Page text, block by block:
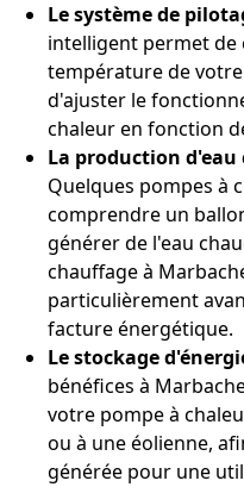
Le système de
intelligent permet de
température de
d'ajuster le
chaleur en fonction
La production
Quelques pompes à
comprendre un
générer de l'eau
chauffage à
particulièrement
facture énergétique.
Le stockage
bénéfices à
votre pompe à
ou à une éolienne,
générée pour une